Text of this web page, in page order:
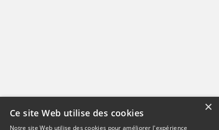
×
Ce site Web utilise des cookies
Notre site Web utilise des cookies pour améliorer l'expérience